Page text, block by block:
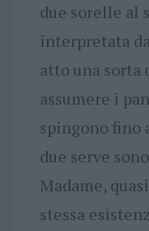
due sorelle al
interpretata
atto una sorta
assumere i
spingono fino
due serve
Madame,
stessa